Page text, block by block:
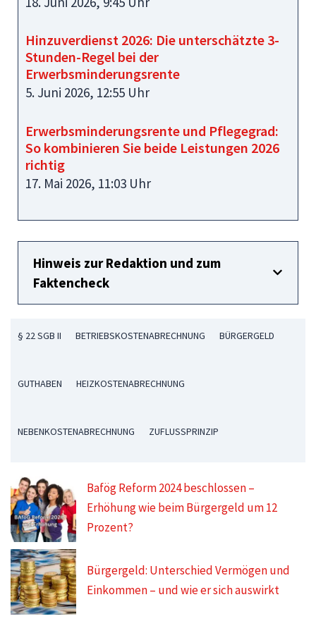
Hinzuverdienst 2026: Die unterschätzte 3-
Stunden-Regel bei der
Erwerbsminderungsrente
5. Juni 2026, 12:55 Uhr
Erwerbsminderungsrente und Pflegegrad:
So kombinieren Sie beide Leistungen 2026
richtig
17. Mai 2026, 11:03 Uhr
Hinweis zur Redaktion und zum
Faktencheck
§ 22 SGB II BETRIEBSKOSTENABRECHNUNG BÜRGERGELD
GUTHABEN HEIZKOSTENABRECHNUNG
NEBENKOSTENABRECHNUNG ZUFLUSSPRINZIP
Bafög Reform 2024 beschlossen –
Erhöhung wie beim Bürgergeld um 12
Prozent?
Bürgergeld: Unterschied Vermögen und
Einkommen – und wie er sich auswirkt